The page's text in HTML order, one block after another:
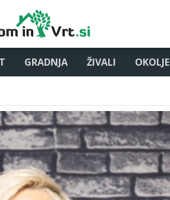
GRADNJA ŽIVALI OKOLJE